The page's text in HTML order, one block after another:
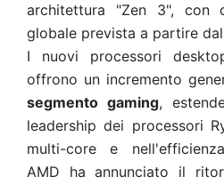
architettura "Zen 3", con
globale prevista a partire
I nuovi processori
offrono un incremento
segmento gaming,
leadership dei processori
multi-core e
AMD ha annunciato il